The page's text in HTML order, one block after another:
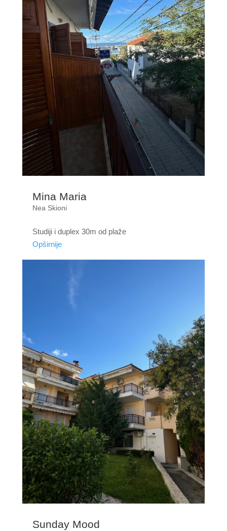
Mina Maria
Nea Skioni
Studiji i duplex 30m od plaže
Opširnije
Sunday Mood